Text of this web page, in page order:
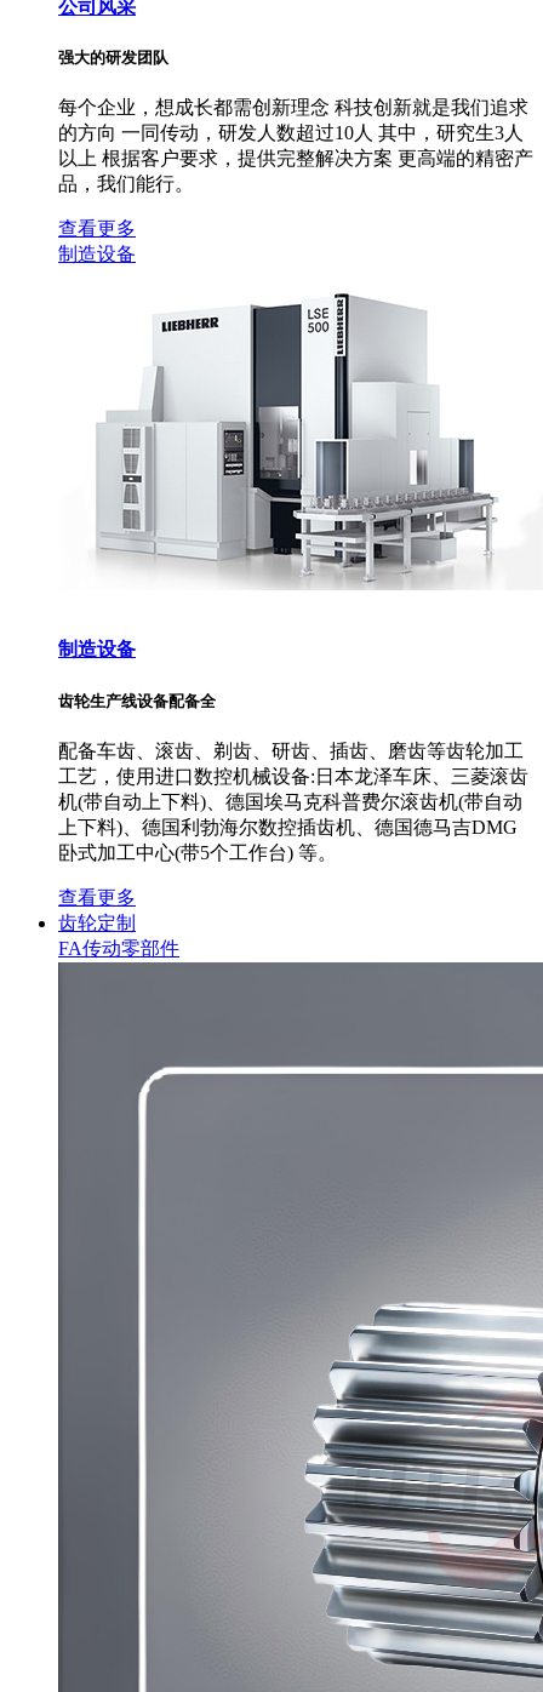
公司风采
强大的研发团队
每个企业，想成长都需创新理念 科技创新就是我们追求
的方向 一同传动，研发人数超过10人 其中，研究生3人
以上 根据客户要求，提供完整解决方案 更高端的精密产
品，我们能行。
查看更多
制造设备
制造设备
齿轮生产线设备配备全
配备车齿、滚齿、剃齿、研齿、插齿、磨齿等齿轮加工
工艺，使用进口数控机械设备:日本龙泽车床、三菱滚齿
机(带自动上下料)、德国埃马克科普费尔滚齿机(带自动
上下料)、德国利勃海尔数控插齿机、德国德马吉DMG
卧式加工中心(带5个工作台) 等。
查看更多
齿轮定制
FA传动零部件